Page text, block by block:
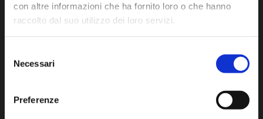
con altre informazioni che ha fornito loro o che hanno
raccolto dal suo utilizzo dei loro servizi.
delNecessari
Preferenze
We develop, manufacture and distribute state-of-the-art
cleanroom.
Tel:+39 02 872892.1